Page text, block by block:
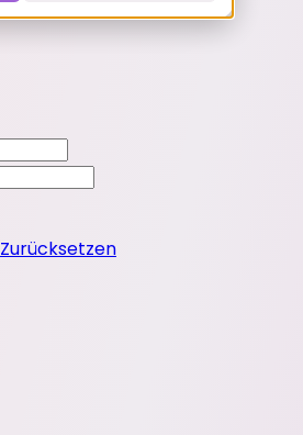
Zurücksetzen